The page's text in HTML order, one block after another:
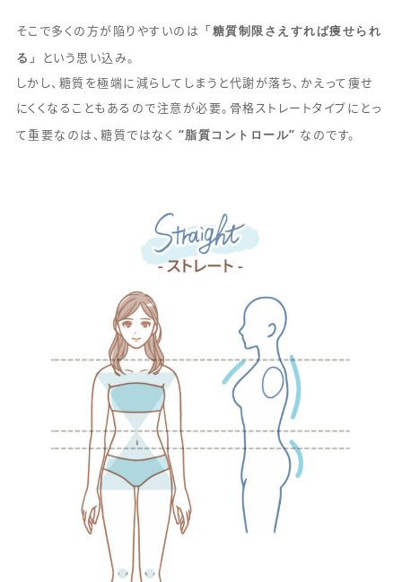
そこで多くの方が陥りやすいのは
「糖質制限さえすれば痩せられ
る」
という思い込み。
しかし、糖質を極端に減らしてしまうと代謝が落ち、かえって痩せ
にくくなることもあるので注意が必要。骨格ストレートタイプにとっ
て重要なのは、糖質ではなく “脂質コントロール” なのです。